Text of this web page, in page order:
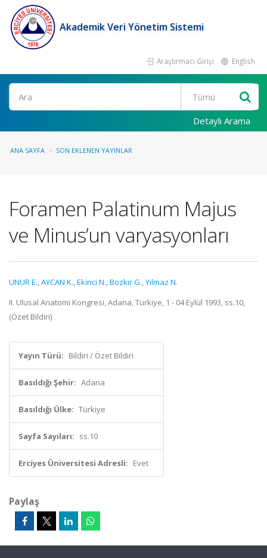
Akademik Veri Yönetim Sistemi
Araştırmacı Girişi English
Ara
Detaylı Arama
ANA SAYFA SON EKLENEN YAYINLAR
Foramen Palatinum Majus
ve Minus’un varyasyonları
UNUR E.,AYCAN K.,Ekinci N.,Bozkır G.,Yılmaz N.
II. Ulusal Anatomi Kongresi, Adana, Türkiye, 1 - 04 Eylül 1993, ss.10,
(Özet Bildiri)
Yayın Türü: Bildiri / Özet Bildiri
Basıldığı Şehir: Adana
Basıldığı Ülke: Türkiye
Sayfa Sayıları: ss.10
Erciyes Üniversitesi Adresli: Evet
Paylaş